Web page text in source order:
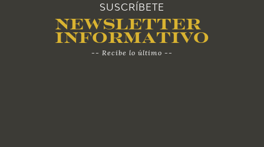
SUSCRÍBETE
Newsletter
Informativo
-- Recibe lo último --